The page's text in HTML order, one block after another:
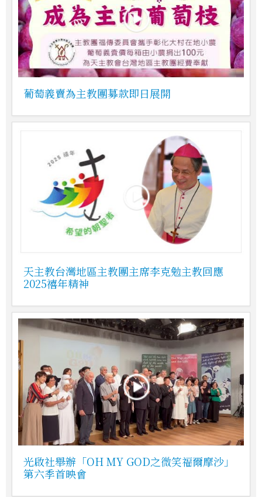
葡萄義賣為主教團募款即日展開
天主教台灣地區主教團主席李克勉主教回應
2025禧年精神
光啟社舉辦「OH MY GOD之微笑福爾摩沙」
第六季首映會